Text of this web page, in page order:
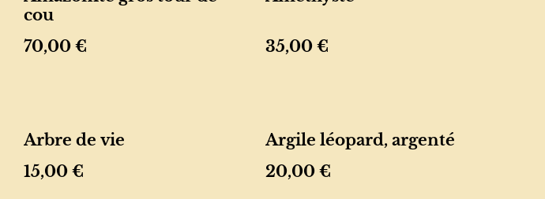
cou
70,00 €
35,00 €
Arbre de vie
15,00 €
Argile léopard, argenté
20,00 €